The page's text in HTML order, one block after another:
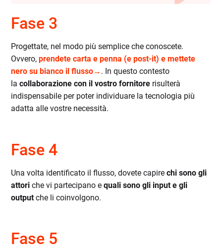
Fase 3
Progettate, nel modo più semplice che conoscete.
Ovvero,prendete carta e penna (e post-it) e mettete
nero su bianco il flusso→ . In questo contesto
lacollaborazione con il vostro fornitore risulterà
indispensabile per poter individuare la tecnologia più
adatta alle vostre necessità.
Fase 4
Una volta identificato il flusso, dovete capirechi sono gli
attori che vi partecipano equali sono gli input e gli
output che li coinvolgono.
Fase 5